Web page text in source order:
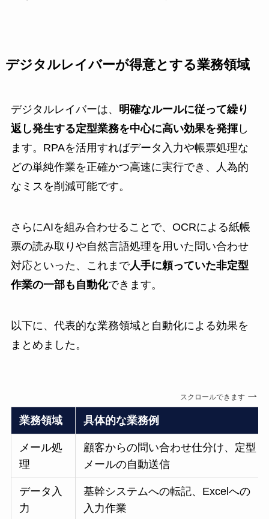
デジタルレイバーが得意とする業務領域
デジタルレイバーは、 明確なルールに従って繰り
返し発生する定型業務を中心に高い効果を発揮し
ます。RPAを活用すればデータ入力や帳票処理な
どの単純作業を正確かつ高速に実行でき、人為的
なミスを削減可能です。
さらにAIを組み合わせることで、OCRによる紙帳
票の読み取りや自然言語処理を用いた問い合わせ
対応といった、これまで人手に頼っていた非定型
作業の一部も自動化できます。
以下に、代表的な業務領域と自動化による効果を
まとめました。
スクロールできます
業務領域 具体的な業務例
メール処
理
顧客からの問い合わせ仕分け、定型
メールの自動送信
データ入
力
基幹システムへの転記、Excelへの
入力作業